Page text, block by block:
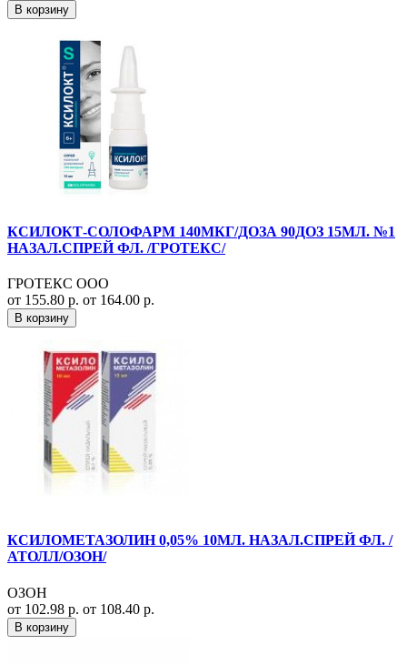
В корзину
КСИЛОКТ-СОЛОФАРМ 140МКГ/ДОЗА 90ДОЗ 15МЛ. №1
НАЗАЛ.СПРЕЙ ФЛ. /ГРОТЕКС/
ГРОТЕКС ООО
от 155.80 р. от 164.00 р.
В корзину
КСИЛОМЕТАЗОЛИН 0,05% 10МЛ. НАЗАЛ.СПРЕЙ ФЛ. /
АТОЛЛ/ОЗОН/
ОЗОН
от 102.98 р. от 108.40 р.
В корзину